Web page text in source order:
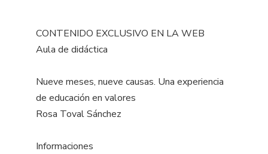
CONTENIDO EXCLUSIVO EN LA WEB
Aula de didáctica
Nueve meses, nueve causas. Una experiencia
de educación en valores
Rosa Toval Sánchez
Informaciones